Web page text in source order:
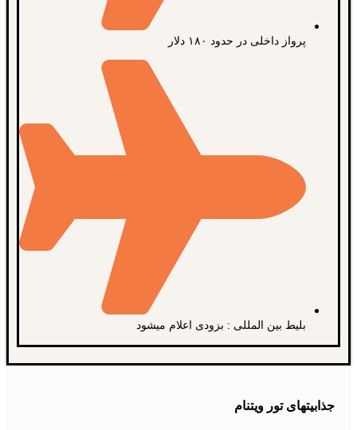
پرواز داخلی در حدود ۱۸۰ دلار
بلیط بین المللی : بزودی اعلام میشود
جذابیتهای تور ویتنام